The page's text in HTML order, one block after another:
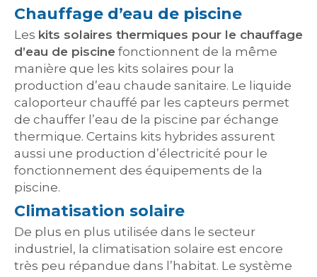
Chauffage d’eau de piscine
Les kits solaires thermiques pour le chauffage
d’eau de piscine fonctionnent de la même
manière que les kits solaires pour la
production d’eau chaude sanitaire. Le liquide
caloporteur chauffé par les capteurs permet
de chauffer l’eau de la piscine par échange
thermique. Certains kits hybrides assurent
aussi une production d’électricité pour le
fonctionnement des équipements de la
piscine.
Climatisation solaire
De plus en plus utilisée dans le secteur
industriel, la climatisation solaire est encore
très peu répandue dans l’habitat. Le système